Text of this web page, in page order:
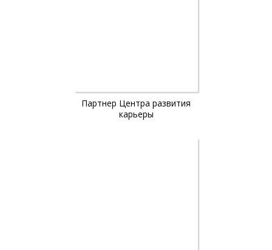
Партнер Центра развития
карьеры